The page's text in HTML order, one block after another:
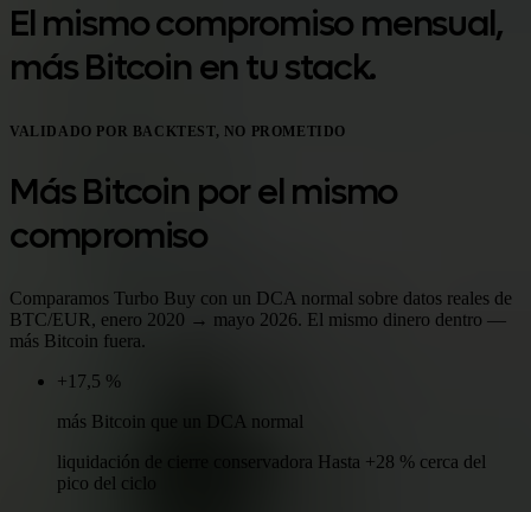
El mismo compromiso mensual,
más Bitcoin en tu stack.
VALIDADO POR BACKTEST, NO PROMETIDO
Más Bitcoin por el mismo
compromiso
Comparamos Turbo Buy con un DCA normal sobre datos reales de
BTC/EUR, enero 2020 → mayo 2026. El mismo dinero dentro —
más Bitcoin fuera.
+17,5 %
más Bitcoin que un DCA normal
liquidación de cierre conservadora Hasta +28 % cerca del
pico del ciclo